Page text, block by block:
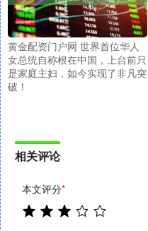
黄金配资门户网 世界首位华人
女总统自称根在中国，上台前只
是家庭主妇，如今实现了非凡突
破！
相关评论
本文评分*